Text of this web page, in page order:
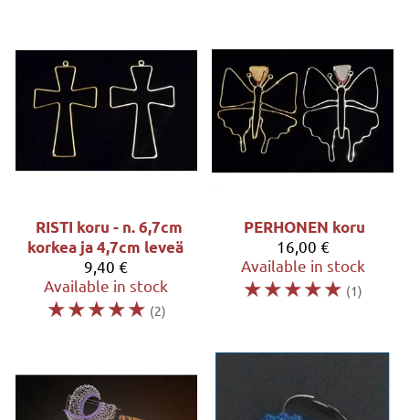
RISTI koru - n. 6,7cm
korkea ja 4,7cm leveä
9,40 €
Available in stock
☆☆☆☆☆ (2)
PERHONEN koru
16,00 €
Available in stock
☆☆☆☆☆ (1)